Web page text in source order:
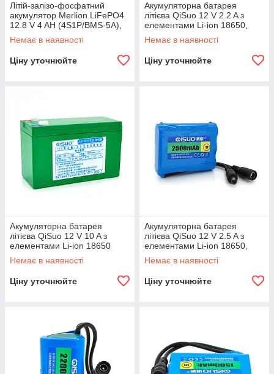
Літій-залізо-фосфатний
акумулятор Merlion LiFePO4
12.8 V 4 AH (4S1P/BMS-5A),
(151x65x97) для
електротранспорту,
Немає в наявності
Ціну уточнюйте
Акумуляторна батарея
літієва QiSuo 12 V 2.2 A з
елементами Li-ion 18650,
DC5.5x2.1, (56x20x70mm)
Немає в наявності
Ціну уточнюйте
Акумуляторна батарея
літієва QiSuo 12 V 10 A з
елементами Li-ion 18650
(150X64,5X97,7)
Немає в наявності
Ціну уточнюйте
Акумуляторна батарея
літієва QiSuo 12 V 2.5 A з
елементами Li-ion 18650,
DC5.5x2.1, (56x20x70mm)
Немає в наявності
Ціну уточнюйте